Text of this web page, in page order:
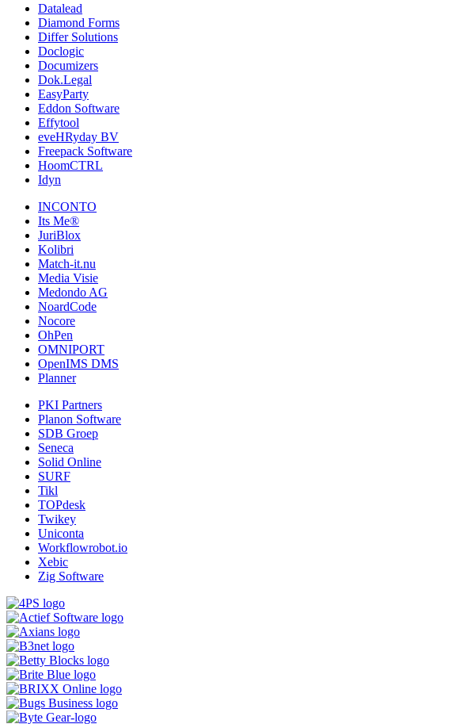
Datalead
Diamond Forms
Differ Solutions
Doclogic
Documizers
Dok.Legal
EasyParty
Eddon Software
Effytool
eveHRyday BV
Freepack Software
HoomCTRL
Idyn
INCONTO
Its Me®
JuriBlox
Kolibri
Match-it.nu
Media Visie
Medondo AG
NoardCode
Nocore
OhPen
OMNIPORT
OpenIMS DMS
Planner
PKI Partners
Planon Software
SDB Groep
Seneca
Solid Online
SURF
Tikl
TOPdesk
Twikey
Uniconta
Workflowrobot.io
Xebic
Zig Software